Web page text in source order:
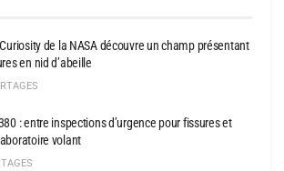
de la NASA découvre un champ présentant
en nid d’abeille
: entre inspections d’urgence pour fissures et
volant